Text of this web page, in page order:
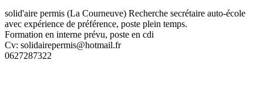
solid'aire permis (La Courneuve) Recherche secrétaire auto-école
avec expérience de préférence, poste plein temps.
Formation en interne prévu, poste en cdi
Cv: solidairepermis@hotmail.fr
0627287322